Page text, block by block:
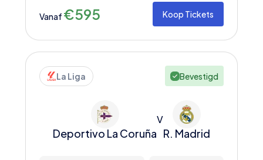
Vanaf €595 Koop Tickets
La Liga Bevestigd
Deportivo La Coruña
V
R. Madrid